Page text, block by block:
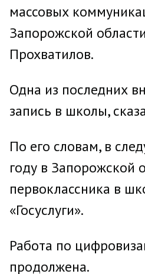
массовых
Запорожской
Прохватилов.
Одна из последних
запись в школы,
По его словам, в
году в Запорожской
первоклассника в
«Госуслуги».
Работа по
продолжена.